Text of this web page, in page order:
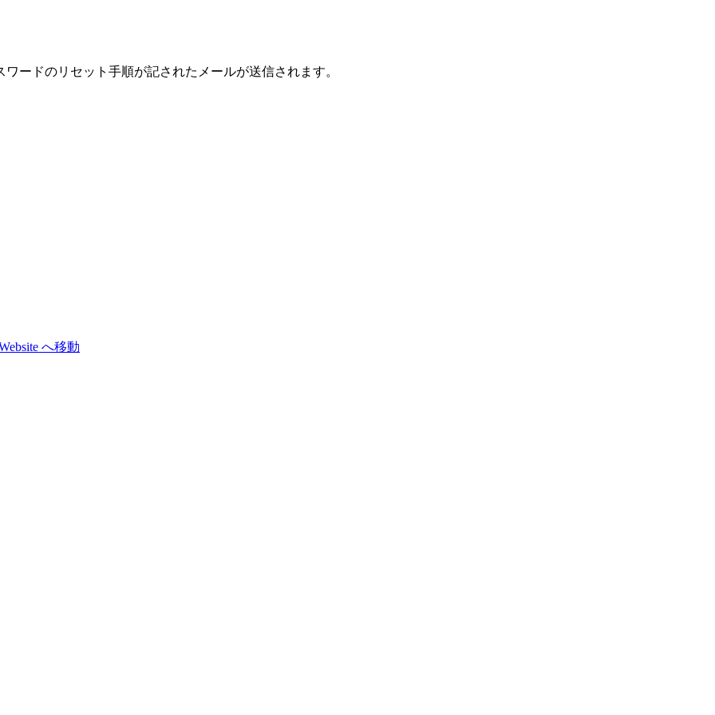
ードのリセット手順が記されたメールが送信されます。
へ移動